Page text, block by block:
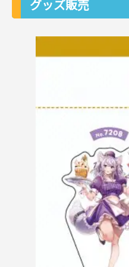
グッズ販売